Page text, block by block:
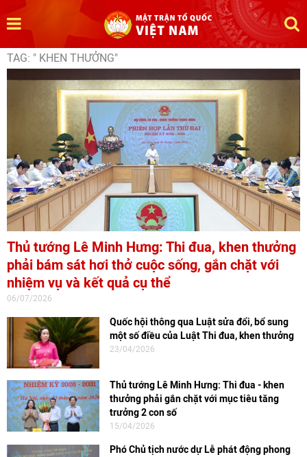
TAG: " KHEN THƯỞNG"
Thủ tướng Lê Minh Hưng: Thi đua, khen thưởng
phải bám sát hơi thở cuộc sống, gắn chặt với
nhiệm vụ và kết quả cụ thể
06/07/2026
Quốc hội thông qua Luật sửa đổi, bổ sung
một số điều của Luật Thi đua, khen thưởng
23/04/2026
Thủ tướng Lê Minh Hưng: Thi đua - khen
thưởng phải gắn chặt với mục tiêu tăng
trưởng 2 con số
15/04/2026
Phó Chủ tịch nước dự Lễ phát động phong